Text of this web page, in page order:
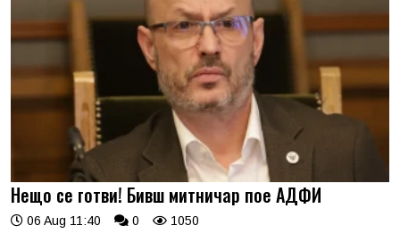
Нещо се готви! Бивш митничар пое АДФИ
06 Aug 11:40 0 1050